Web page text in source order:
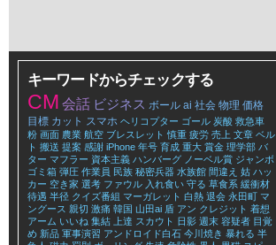
キーワードからチェックする
CM 会話 ビジネス ボール ai 社会 物理 価格
目標 カット スマホ ヘリコプター ゴール 炭酸 救急車
粉 画面 農業 航空 ブレスレット 慎重 疲労 売上 文章 ベル
ト 搬送 提案 感謝 iPhone 年号 育成 重大 賞金 理学部 バ
ター マフラー 資本主義 ハンバーグ ノーベル賞 ジャンボ
ゴミ箱 弾圧 作業員 民族 秘密兵器 水族館 間違え 姑 ハッ
カー 空き家 選考 ファウル 入れ食い 守る 草食系 緩衝材
待遇 半径 クイズ番組 マーガレット 白熱 退会 永田町 マ
ングース 親切 激痛 韓国 山田ai 盾 アン クレジット 着想
アーム いいね 集結 上達 スカウト 日影 週末 容疑者 目覚
め 新品 軍事演習 アンドロイド白石 今川焼き 暴れる 半